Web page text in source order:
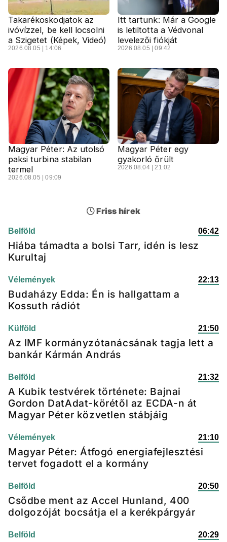
Takarékoskodjatok az
ivóvízzel, be kell locsolni
a Szigetet (Képek, Videó)
2026.08.05 | 14:06
Itt tartunk: Már a Google
is letiltotta a Védvonal
levelezői fiókját
2026.08.05 | 09:42
Magyar Péter: Az utolsó
paksi turbina stabilan
termel
2026.08.05 | 09:09
Magyar Péter egy
gyakorló őrült
2026.08.04 | 21:02
Friss hírek
Belföld 06:42
Hiába támadta a bolsi Tarr, idén is lesz
Kurultaj
Vélemények 22:13
Budaházy Edda: Én is hallgattam a
Kossuth rádiót
Külföld 21:50
Az IMF kormányzótanácsának tagja lett a
bankár Kármán András
Belföld 21:32
A Kubik testvérek története: Bajnai
Gordon DatAdat-körétől az ECDA-n át
Magyar Péter közvetlen stábjáig
Vélemények 21:10
Magyar Péter: Átfogó energiafejlesztési
tervet fogadott el a kormány
Belföld 20:50
Csődbe ment az Accel Hunland, 400
dolgozóját bocsátja el a kerékpárgyár
Belföld 20:29